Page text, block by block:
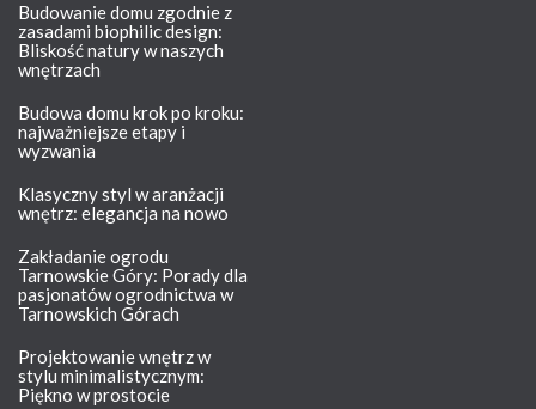
Budowanie domu zgodnie z
zasadami biophilic design:
Bliskość natury w naszych
wnętrzach
Budowa domu krok po kroku:
najważniejsze etapy i
wyzwania
Klasyczny styl w aranżacji
wnętrz: elegancja na nowo
Zakładanie ogrodu
Tarnowskie Góry: Porady dla
pasjonatów ogrodnictwa w
Tarnowskich Górach
Projektowanie wnętrz w
stylu minimalistycznym:
Piękno w prostocie